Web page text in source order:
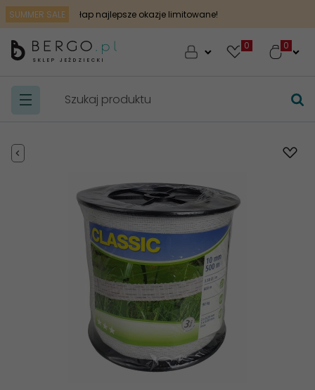
SUMMER SALE łap najlepsze okazje limitowane!
SKLEP JEŹDZIECKI
0